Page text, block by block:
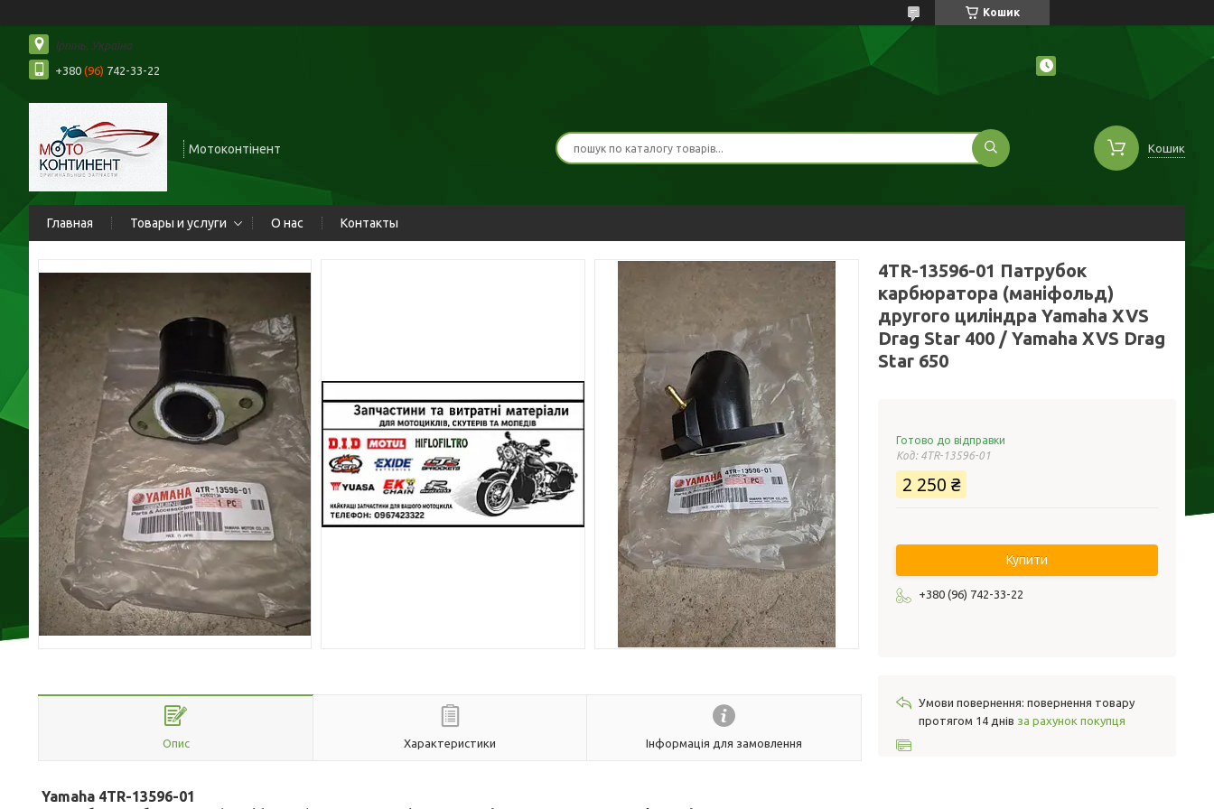
Кошик
Ірпінь, Україна
+380 (96) 742-33-22
Мотоконтінент Кошик
Главная Товары и услуги О нас Контакты
Опис Характеристики Інформація для замовлення
Yamaha 4TR-13596-01
4TR-13596-01 Патрубок
карбюратора (маніфольд)
другого циліндра Yamaha XVS
Drag Star 400 / Yamaha XVS Drag
Star 650
Готово до відправки
Код: 4TR-13596-01
2 250 ₴
Купити
+380 (96) 742-33-22
повернення товару
протягом 14 днів за рахунок покупця